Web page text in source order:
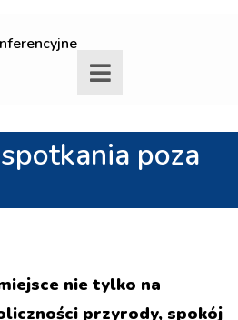
poza
nie tylko na
przyrody, spokój